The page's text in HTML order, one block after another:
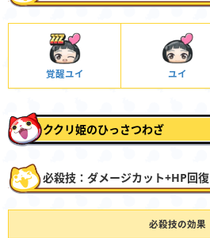
覚醒ユイ ユイ
ククリ姫のひっさつわざ
必殺技：ダメージカット+HP回復
必殺技の効果